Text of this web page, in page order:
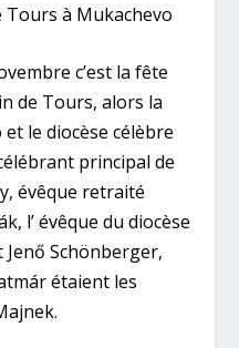
Tours à Mukachevo
c’est la fête
de Tours, alors la
le diocèse célèbre
principal de
évêque retraité
l’ évêque du diocèse
Schönberger,
étaient les